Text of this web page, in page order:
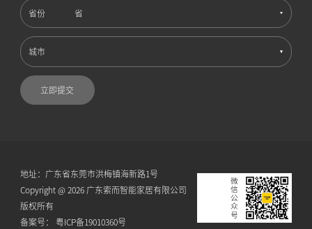
省份
城市
立即提交
地址：广东省东莞市洪梅镇海新路1号
Copyright @ 2026 广东索而智能家居有限公司
版权所有
备案号： 粤ICP备19010360号
微信公众号